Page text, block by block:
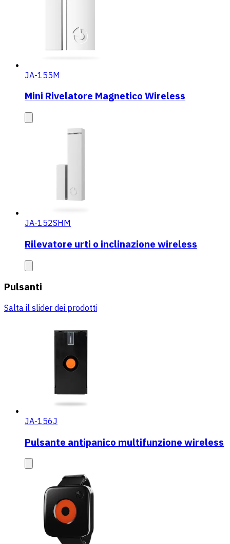
JA-155M
Mini Rivelatore Magnetico Wireless
JA-152SHM
Rilevatore urti o inclinazione wireless
Pulsanti
Salta il slider dei prodotti
JA-156J
Pulsante antipanico multifunzione wireless